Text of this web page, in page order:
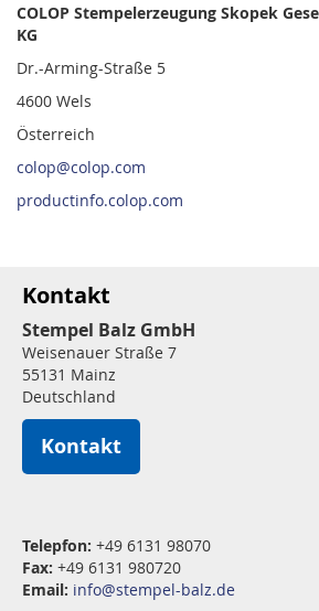
COLOP Stempelerzeugung Skopek
KG
Dr.-Arming-Straße 5
4600 Wels
Österreich
colop@colop.com
productinfo.colop.com
Kontakt
Stempel Balz GmbH
Weisenauer Straße 7
55131 Mainz
Deutschland
Kontakt
Telepfon: +49 6131 98070
Fax: +49 6131 980720
Email: info@stempel-balz.de